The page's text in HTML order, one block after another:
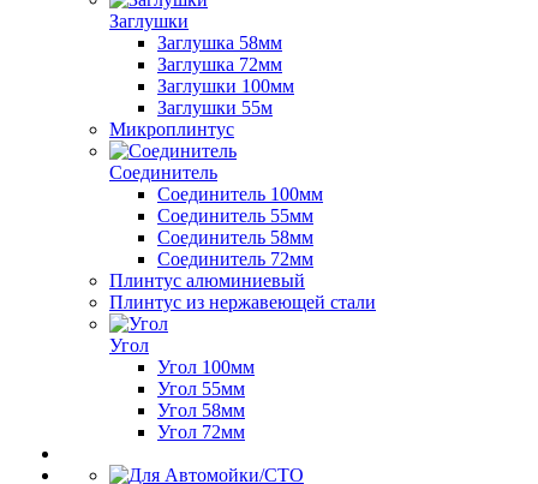
Заглушки
Заглушка 58мм
Заглушка 72мм
Заглушки 100мм
Заглушки 55м
Микроплинтус
Соединитель
Соединитель 100мм
Соединитель 55мм
Соединитель 58мм
Соединитель 72мм
Плинтус алюминиевый
Плинтус из нержавеющей стали
Угол
Угол 100мм
Угол 55мм
Угол 58мм
Угол 72мм